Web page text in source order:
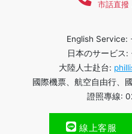
市話直撥
English
日本のサービス
大陸人士赴台:
國際機票、航空自由行、
證照專線:
線上客服